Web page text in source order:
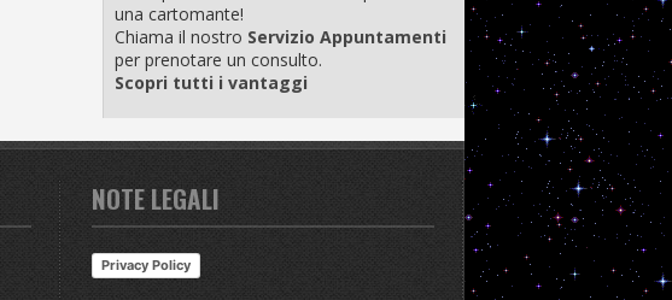
una cartomante!
Chiama il nostro Servizio Appuntamenti
per prenotare un consulto.
Scopri tutti i vantaggi
NOTE LEGALI
Privacy Policy